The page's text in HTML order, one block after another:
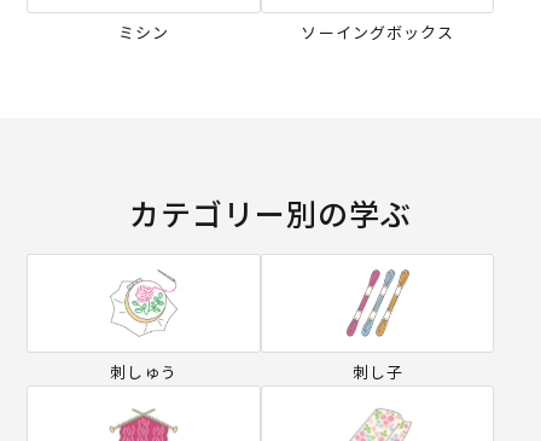
ミシン ソーイングボックス
カテゴリー別の学ぶ
刺しゅう 刺し子